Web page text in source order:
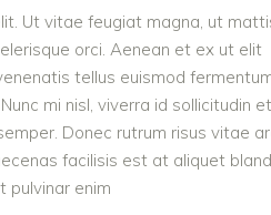
Ut vitae feugiat magna, ut
orci. Aenean et ex ut elit
tellus euismod
mi nisl, viverra id sollicitudin
Donec rutrum risus vitae
facilisis est at aliquet
pulvinar enim